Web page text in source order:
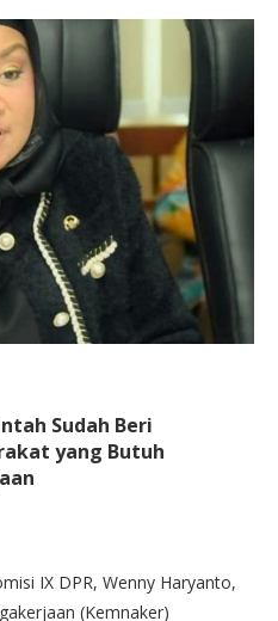
Sudah Beri
yang Butuh
IX DPR, Wenny Haryanto,
(Kemnaker)